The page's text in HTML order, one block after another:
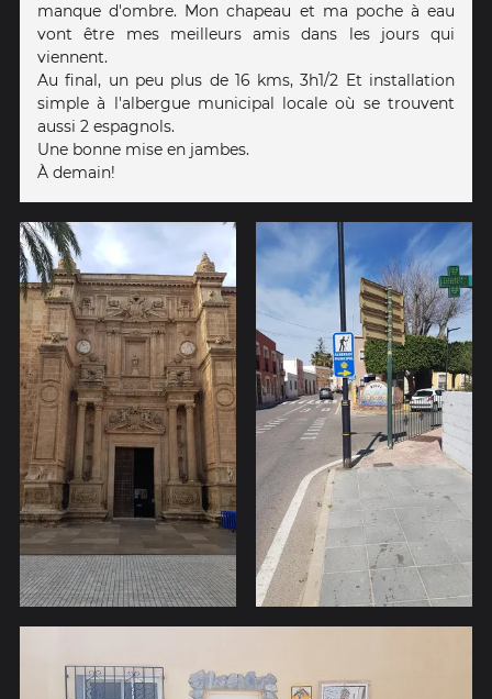
manque d'ombre. Mon chapeau et ma poche à eau
vont être mes meilleurs amis dans les jours qui
viennent.
Au final, un peu plus de 16 kms, 3h1/2 Et installation
simple à l'albergue municipal locale où se trouvent
aussi 2 espagnols.
Une bonne mise en jambes.
À demain!